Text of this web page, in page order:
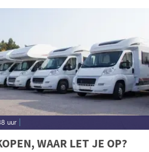
uur
WAAR LET JE OP?